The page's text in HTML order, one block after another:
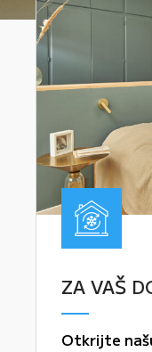
ZA VAŠ
Otkrijte